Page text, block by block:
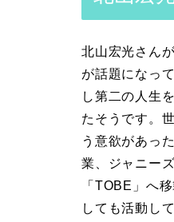
北山宏光さん
が話題になっ
し第二の人生
たそうです。
う意欲があっ
業、ジャニー
「TOBE」へ
しても活動し